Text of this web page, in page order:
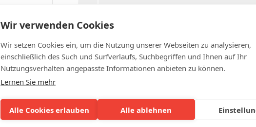
Wir verwenden Cookies
Wir setzen Cookies ein, um die Nutzung unserer Webseiten zu analysieren,
einschließlich des Such und Surfverlaufs, Suchbegriffen und Ihnen auf Ihr
Nutzungsverhalten angepasste Informationen anbieten zu können.
Lernen Sie mehr
Alle Cookies erlauben Alle ablehnen
FARBE
SEITEN